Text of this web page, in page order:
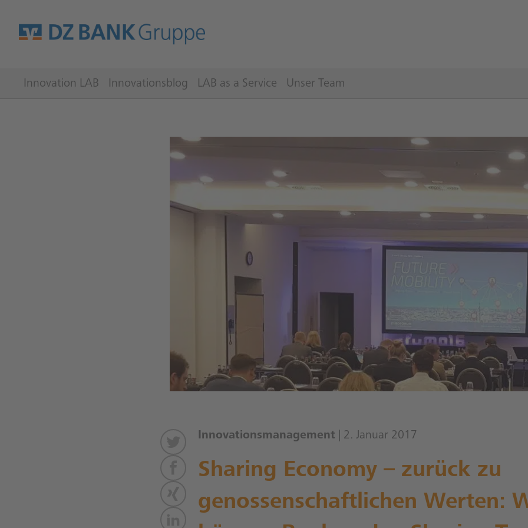
Innovation LAB Innovationsblog LAB as a Service Unser Team
Innovationsmanagement | 2. Januar 2017
Sharing Economy – zurück zu
genossenschaftlichen Werten: